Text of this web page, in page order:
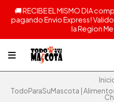
🚚 RECIBE EL MISMO DIA
pagando Envio Express!
la Region
TodoParaSuMascota |